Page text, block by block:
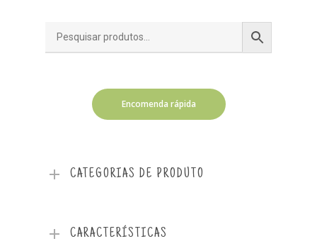
Encomenda rápida
CATEGORIAS DE PRODUTO
CARACTERÍSTICAS